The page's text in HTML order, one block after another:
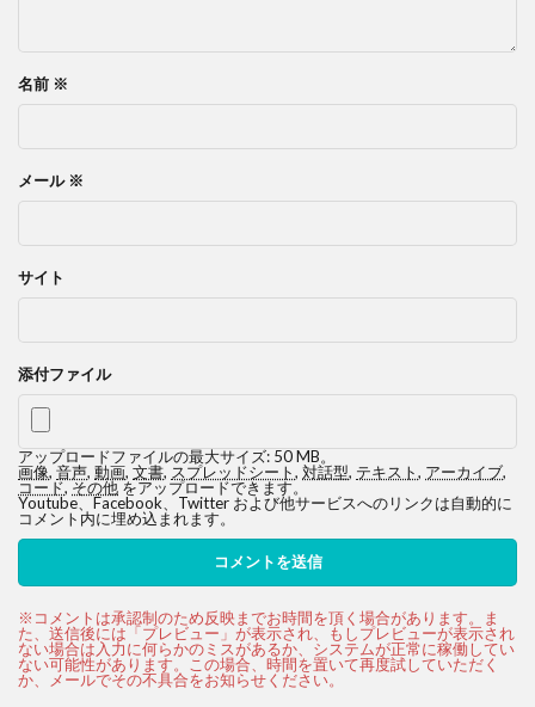
名前 ※
メール ※
サイト
添付ファイル
アップロードファイルの最大サイズ: 50 MB。
画像, 音声, 動画, 文書, スプレッドシート, 対話型, テキスト, アーカイブ,
コード,その他をアップロードできます。
Youtube、Facebook、Twitter および他サービスへのリンクは自動的に
コメント内に埋め込まれます。